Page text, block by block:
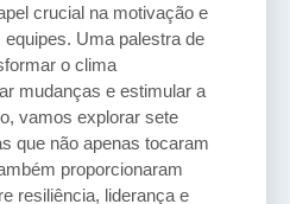
crucial na motivação e
Uma palestra de
o clima
mudanças e estimular a
vamos explorar sete
que não apenas tocaram
proporcionaram
resiliência, liderança e